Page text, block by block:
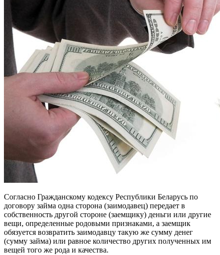
Согласно Гражданскому кодексу Республики Беларусь по
договору займа одна сторона (заимодавец) передает в
собственность другой стороне (заемщику) деньги или другие
вещи, определенные родовыми признаками, а заемщик
обязуется возвратить заимодавцу такую же сумму денег
(сумму займа) или равное количество других полученных им
вещей того же рода и качества.